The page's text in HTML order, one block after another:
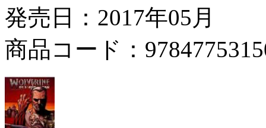
発売日：2017年05月
商品コード：